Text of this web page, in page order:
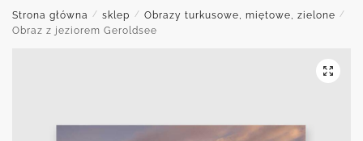
Strona główna / sklep / Obrazy turkusowe, miętowe, zielone /
Obraz z jeziorem Geroldsee